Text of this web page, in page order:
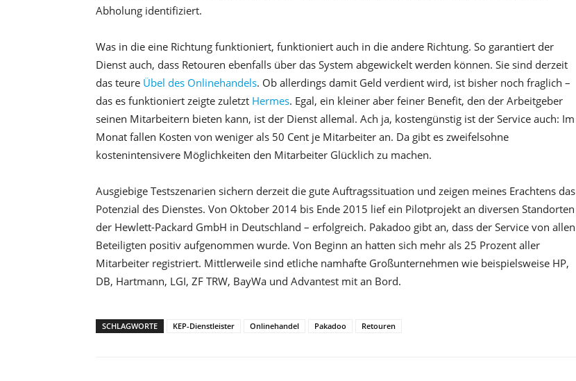
Abholung identifiziert.
Was in die eine Richtung funktioniert, funktioniert auch in die andere Richtung. So garantiert der
Dienst auch, dass Retouren ebenfalls über das System abgewickelt werden können. Sie sind derzeit
das teure Übel des Onlinehandels. Ob allerdings damit Geld verdient wird, ist bisher noch fraglich –
das es funktioniert zeigte zuletzt Hermes. Egal, ein kleiner aber feiner Benefit, den der Arbeitgeber
seinen Mitarbeitern bieten kann, ist der Dienst allemal. Ach ja, kostengünstig ist der Service auch: Im
Monat fallen Kosten von weniger als 50 Cent je Mitarbeiter an. Da gibt es zweifelsohne
kostenintensivere Möglichkeiten den Mitarbeiter Glücklich zu machen.
Ausgiebige Testszenarien sichern derzeit die gute Auftragssituation und zeigen meines Erachtens das
Potenzial des Dienstes. Von Oktober 2014 bis Ende 2015 lief ein Pilotprojekt an diversen Standorten
der Hewlett-Packard GmbH in Deutschland – erfolgreich. Pakadoo gibt an, dass der Service von allen
Beteiligten positiv aufgenommen wurde. Von Beginn an hatten sich mehr als 25 Prozent aller
Mitarbeiter registriert. Mittlerweile sind etliche namhafte Großunternehmen wie beispielsweise HP,
DB, Hartmann, LGI, ZF TRW, BayWa und Advantest mit an Bord.
SCHLAGWORTE KEP-Dienstleister Onlinehandel Pakadoo Retouren